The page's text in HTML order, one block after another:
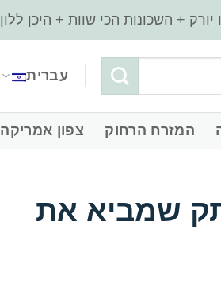
עברית
‏המזרח הרחוק ‏צפון אמריקה
שמביא את